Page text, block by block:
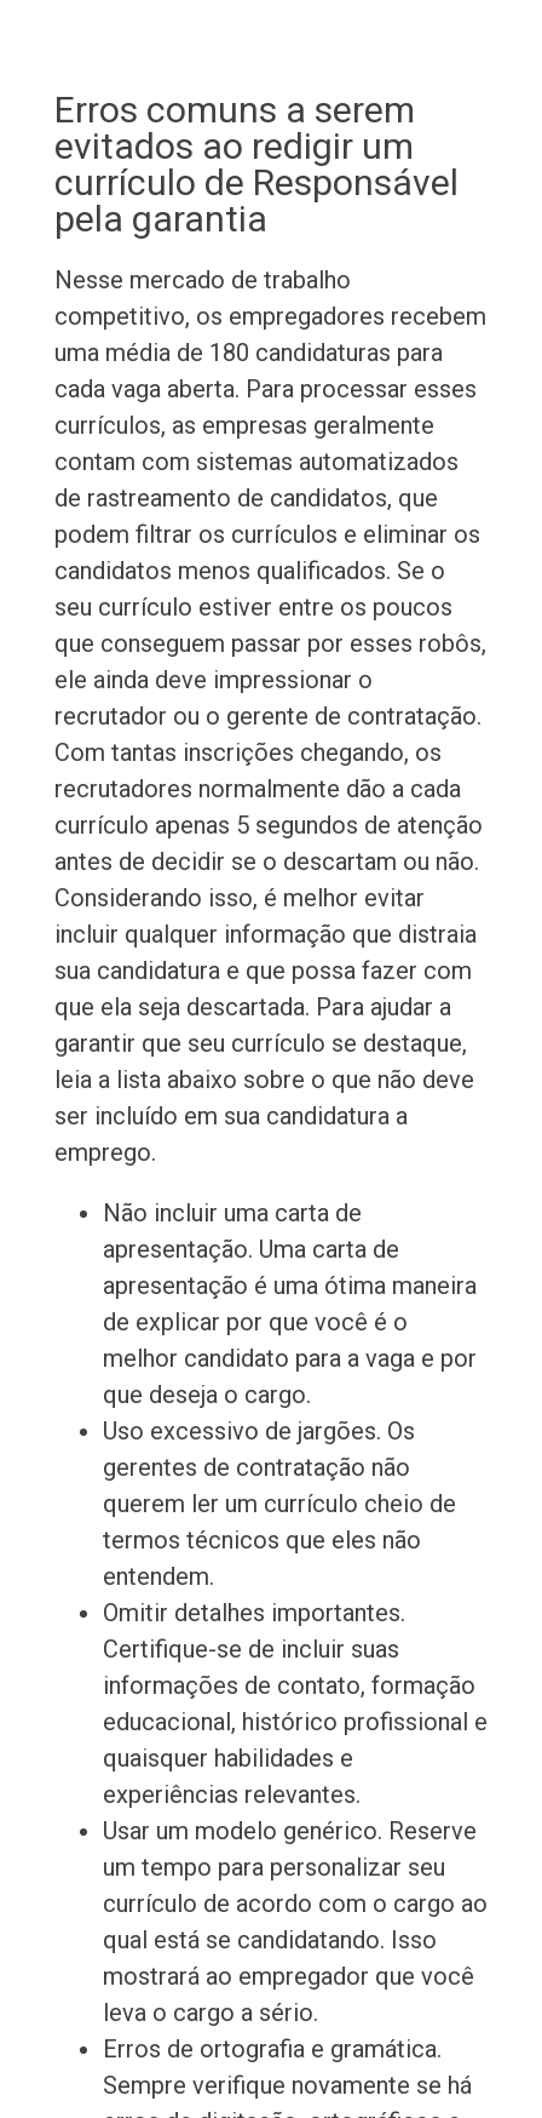
Erros comuns a serem
evitados ao redigir um
currículo de Responsável
pela garantia
Nesse mercado de trabalho
competitivo, os empregadores recebem
uma média de 180 candidaturas para
cada vaga aberta. Para processar esses
currículos, as empresas geralmente
contam com sistemas automatizados
de rastreamento de candidatos, que
podem filtrar os currículos e eliminar os
candidatos menos qualificados. Se o
seu currículo estiver entre os poucos
que conseguem passar por esses robôs,
ele ainda deve impressionar o
recrutador ou o gerente de contratação.
Com tantas inscrições chegando, os
recrutadores normalmente dão a cada
currículo apenas 5 segundos de atenção
antes de decidir se o descartam ou não.
Considerando isso, é melhor evitar
incluir qualquer informação que distraia
sua candidatura e que possa fazer com
que ela seja descartada. Para ajudar a
garantir que seu currículo se destaque,
leia a lista abaixo sobre o que não deve
ser incluído em sua candidatura a
emprego.
Não incluir uma carta de
apresentação. Uma carta de
apresentação é uma ótima maneira
de explicar por que você é o
melhor candidato para a vaga e por
que deseja o cargo.
Uso excessivo de jargões. Os
gerentes de contratação não
querem ler um currículo cheio de
termos técnicos que eles não
entendem.
Omitir detalhes importantes.
Certifique-se de incluir suas
informações de contato, formação
educacional, histórico profissional e
quaisquer habilidades e
experiências relevantes.
Usar um modelo genérico. Reserve
um tempo para personalizar seu
currículo de acordo com o cargo ao
qual está se candidatando. Isso
mostrará ao empregador que você
leva o cargo a sério.
Erros de ortografia e gramática.
Sempre verifique novamente se há